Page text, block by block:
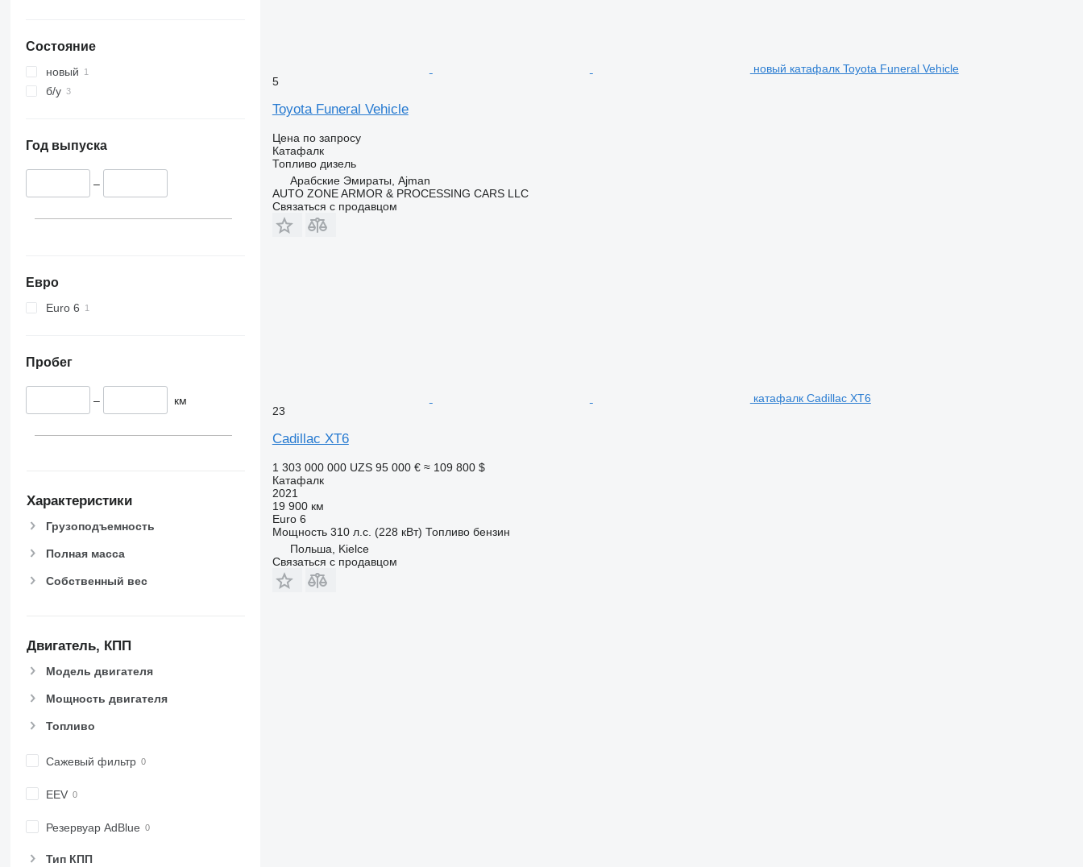
Состояние
новый
б/у
Год выпуска
–
Евро
Euro 6
Пробег
– км
Характеристики
Грузоподъемность
Полная масса
Собственный вес
Двигатель, КПП
Модель двигателя
Мощность двигателя
Топливо
Сажевый фильтр
EEV
Резервуар AdBlue
Тип КПП
новый катафалк Toyota Funeral Vehicle
5
Toyota Funeral Vehicle
Цена по запросу
Катафалк
Топливо дизель
Арабские Эмираты, Ajman
AUTO ZONE ARMOR & PROCESSING CARS LLC
Связаться с продавцом
катафалк Cadillac XT6
23
Cadillac XT6
1 303 000 000 UZS 95 000 € ≈ 109 800 $
Катафалк
2021
19 900 км
Euro 6
Мощность 310 л.с. (228 кВт) Топливо бензин
Польша, Kielce
Связаться с продавцом